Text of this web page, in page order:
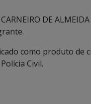
DE
como produto de
Civil.